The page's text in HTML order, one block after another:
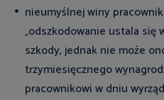
nieumyślnej winy
„odszkodowanie ustala się
szkody, jednak nie może
trzymiesięcznego
pracownikowi w dniu